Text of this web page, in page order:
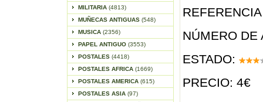
MILITARIA (4813)
MUÑECAS ANTIGUAS (548)
MUSICA (2356)
PAPEL ANTIGUO (3553)
POSTALES (4418)
POSTALES AFRICA (1669)
POSTALES AMERICA (615)
POSTALES ASIA (97)
NÚMERO DE
ESTADO:
PRECIO: 4€